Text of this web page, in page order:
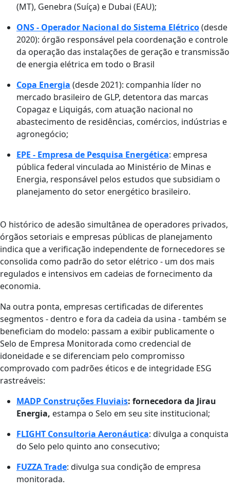
(MT), Genebra (Suíça) e Dubai (EAU);
ONS - Operador Nacional do Sistema Elétrico(desde
2020): órgão responsável pela coordenação e controle
da operação das instalações de geração e transmissão
de energia elétrica em todo o Brasil
Copa Energia (desde 2021): companhia líder no
mercado brasileiro de GLP, detentora das marcas
Copagaz e Liquigás, com atuação nacional no
abastecimento de residências, comércios, indústrias e
agronegócio;
EPE - Empresa de Pesquisa Energética: empresa
pública federal vinculada ao Ministério de Minas e
Energia, responsável pelos estudos que subsidiam o
planejamento do setor energético brasileiro.
O histórico de adesão simultânea de operadores privados,
órgãos setoriais e empresas públicas de planejamento
indica que a verificação independente de fornecedores se
consolida como padrão do setor elétrico - um dos mais
regulados e intensivos em cadeias de fornecimento da
economia.
Na outra ponta, empresas certificadas de diferentes
segmentos - dentro e fora da cadeia da usina - também se
beneficiam do modelo: passam a exibir publicamente o
Selo de Empresa Monitorada como credencial de
idoneidade e se diferenciam pelo compromisso
comprovado com padrões éticos e de integridade ESG
rastreáveis:
MADP Construções Fluviais: fornecedora da Jirau
Energia, estampa o Selo em seu site institucional;
FLIGHT Consultoria Aeronáutica: divulga a conquista
do Selo pelo quinto ano consecutivo;
FUZZA Trade: divulga sua condição de empresa
monitorada.